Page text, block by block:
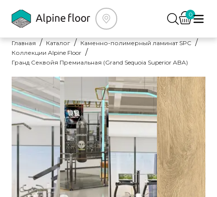
0
Главная Каталог
Каменно-полимерный ламинат SPC
Коллекции Alpine Floor
Гранд Секвойя Премиальная (Grand Sequoia Superior ABA)